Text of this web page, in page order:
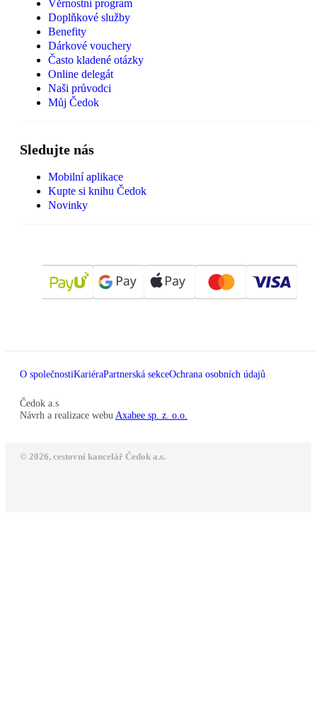
Věrnostní program
Doplňkové služby
Benefity
Dárkové vouchery
Často kladené otázky
Online delegát
Naši průvodci
Můj Čedok
Sledujte nás
Mobilní aplikace
Kupte si knihu Čedok
Novinky
O společnostiKariéraPartnerská sekceOchrana osobních údajů
Čedok a.s
Návrh a realizace webu Axabee sp. z. o.o.
© 2026, cestovní kancelář Čedok a.s.